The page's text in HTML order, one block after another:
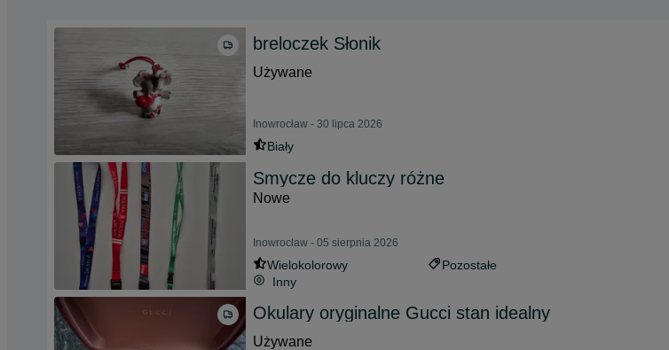
breloczek Słonik
Używane
Inowrocław - 30 lipca 2026
Biały
Smycze do kluczy różne
Nowe
Inowrocław - 05 sierpnia 2026
Wielokolorowy
Pozostałe
Inny
Okulary oryginalne Gucci stan idealny
Używane